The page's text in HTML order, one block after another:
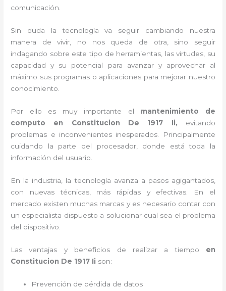
comunicación.
Sin duda la tecnología va seguir cambiando nuestra
manera de vivir, no nos queda de otra, sino seguir
indagando sobre este tipo de herramientas, las virtudes, su
capacidad y su potencial para avanzar y aprovechar al
máximo sus programas o aplicaciones para mejorar nuestro
conocimiento.
Por ello es muy importante el mantenimiento de
computo en Constitucion De 1917 Ii, evitando
problemas e inconvenientes inesperados. Principalmente
cuidando la parte del procesador, donde está toda la
información del usuario.
En la industria, la tecnología avanza a pasos agigantados,
con nuevas técnicas, más rápidas y efectivas . En el
mercado existen muchas marcas y es necesario contar con
un especialista dispuesto a solucionar cual sea el problema
del dispositivo.
Las ventajas y beneficios de realizar a tiempo en
Constitucion De 1917 Ii son:
Prevención de pérdida de datos